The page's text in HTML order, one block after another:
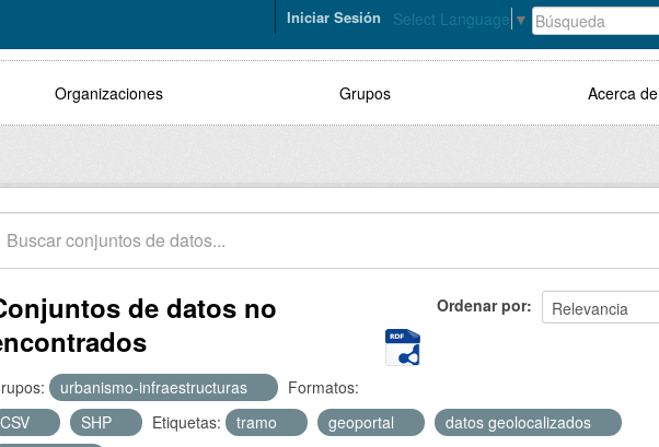
Select Language ▼
Iniciar Sesión
Organizaciones Grupos Acerca de
Ordenar por
de datos no
urbanismo-infraestructuras
Formatos:
CSV
SHP Etiquetas: tramo geoportal
datos geolocalizados